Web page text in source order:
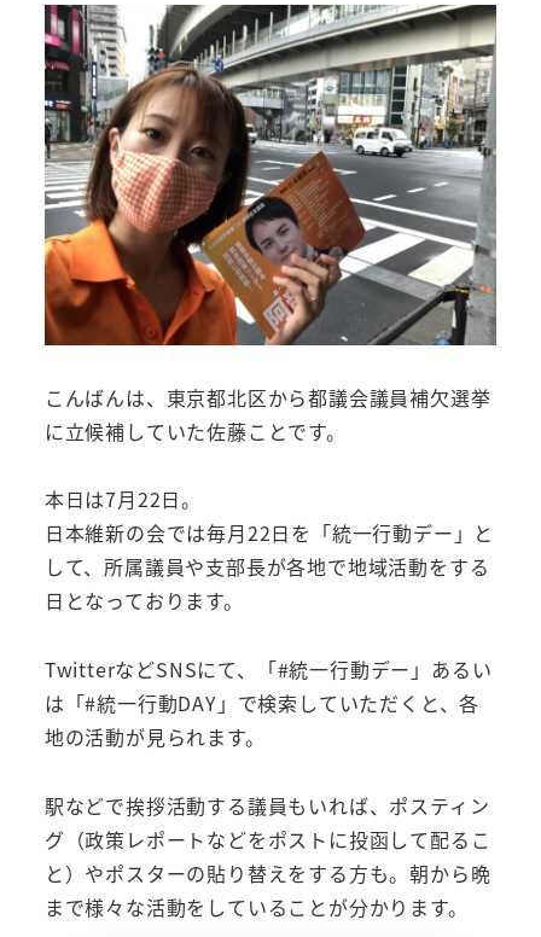
こんばんは、東京都北区から都議会議員補欠選挙
に立候補していた佐藤ことです。
本日は7月22日。
日本維新の会では毎月22日を「統一行動デー」と
して、所属議員や支部長が各地で地域活動をする
日となっております。
TwitterなどSNSにて、「#統一行動デー」あるい
は「#統一行動DAY」で検索していただくと、各
地の活動が見られます。
駅などで挨拶活動する議員もいれば、ポスティン
グ（政策レポートなどをポストに投函して配るこ
と）やポスターの貼り替えをする方も。朝から晩
まで様々な活動をしていることが分かります。